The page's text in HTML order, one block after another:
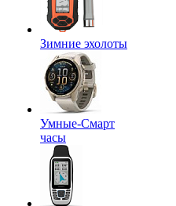
Зимние эхолоты
Умные-Смарт
часы